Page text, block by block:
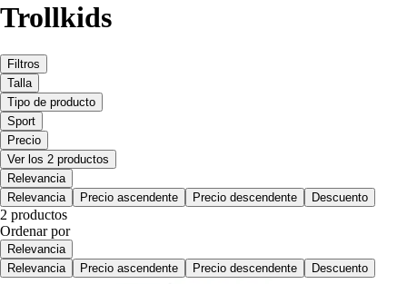
Trollkids
Filtros
Talla
Tipo de producto
Sport
Precio
Ver los 2 productos
Relevancia
Relevancia
Precio ascendente Precio descendente Descuento
2 productos
Ordenar por
Relevancia
Relevancia
Precio ascendente Precio descendente Descuento